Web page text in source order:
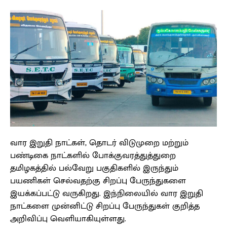
வார இறுதி நாட்கள், தொடர் விடுமுறை மற்றும்
பண்டிகை நாட்களில் போக்குவரத்துத்துறை
தமிழகத்தில் பல்வேறு பகுதிகளில் இருந்தும்
பயணிகள் செல்வதற்கு சிறப்பு பேருந்துகளை
இயக்கப்பட்டு வருகிறது. இந்நிலையில் வார இறுதி
நாட்களை முன்னிட்டு சிறப்பு பேருந்துகள் குறித்த
அறிவிப்பு வெளியாகியுள்ளது.